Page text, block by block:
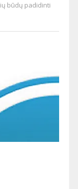
būdų padidinti